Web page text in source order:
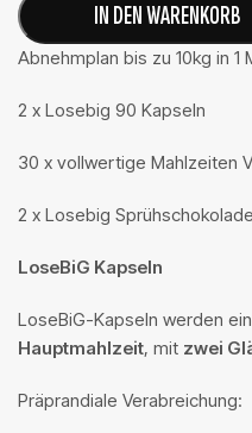
IN DEN WARENKORB
Abnehmplan bis zu 10kg in 1
2 x Losebig 90 Kapseln
30 x vollwertige Mahlzeiten
2 x Losebig
LoseBiG Kapseln
LoseBiG-Kapseln werden
Hauptmahlzeit, mit zwei
Präprandiale Verabreichung: